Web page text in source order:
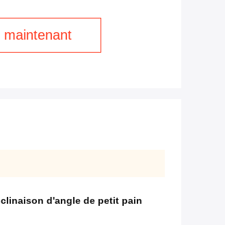
maintenant
d'angle de petit pain